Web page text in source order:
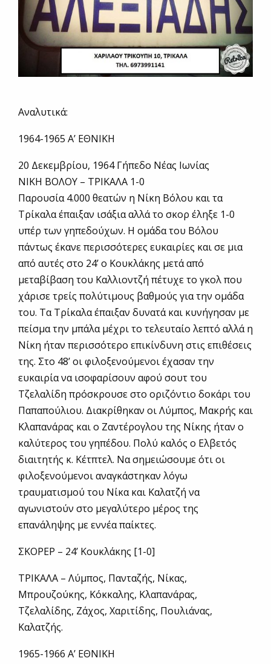
Αναλυτικά:
1964-1965 Α’ ΕΘΝΙΚΗ
20 Δεκεμβρίου, 1964 Γήπεδο Νέας Ιωνίας
ΝΙΚΗ ΒΟΛΟΥ – ΤΡΙΚΑΛΑ 1-0
Παρουσία 4.000 θεατών η Νίκη Βόλου και τα
Τρίκαλα έπαιξαν ισάξια αλλά το σκορ έληξε 1-0
υπέρ των γηπεδούχων. Η ομάδα του Βόλου
πάντως έκανε περισσότερες ευκαιρίες και σε μια
από αυτές στο 24’ ο Κουκλάκης μετά από
μεταβίβαση του Καλλιοντζή πέτυχε το γκολ που
χάρισε τρείς πολύτιμους βαθμούς για την ομάδα
του. Τα Τρίκαλα έπαιξαν δυνατά και κυνήγησαν με
πείσμα την μπάλα μέχρι το τελευταίο λεπτό αλλά η
Νίκη ήταν περισσότερο επικίνδυνη στις επιθέσεις
της. Στο 48’ οι φιλοξενούμενοι έχασαν την
ευκαιρία να ισοφαρίσουν αφού σουτ του
Τζελαλίδη πρόσκρουσε στο οριζόντιο δοκάρι του
Παπαπούλιου. Διακρίθηκαν οι Λύμπος, Μακρής και
Κλαπανάρας και ο Ζαντέρογλου της Νίκης ήταν ο
καλύτερος του γηπέδου. Πολύ καλός ο Ελβετός
διαιτητής κ. Κέτπτελ. Να σημειώσουμε ότι οι
φιλοξενούμενοι αναγκάστηκαν λόγω
τραυματισμού του Νίκα και Καλατζή να
αγωνιστούν στο μεγαλύτερο μέρος της
επανάληψης με εννέα παίκτες.
ΣΚΟΡΕΡ – 24’ Κουκλάκης [1-0]
ΤΡΙΚΑΛΑ – Λύμπος, Πανταζής, Νίκας,
Μπρουζούκης, Κόκκαλης, Κλαπανάρας,
Τζελαλίδης, Ζάχος, Χαριτίδης, Πουλιάνας,
Καλατζής.
1965-1966 Α’ ΕΘΝΙΚΗ